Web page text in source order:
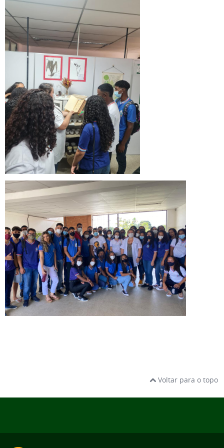
Voltar para o topo